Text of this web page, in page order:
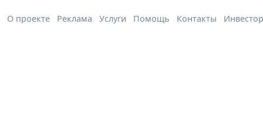
О проекте Реклама Услуги Помощь Контакты